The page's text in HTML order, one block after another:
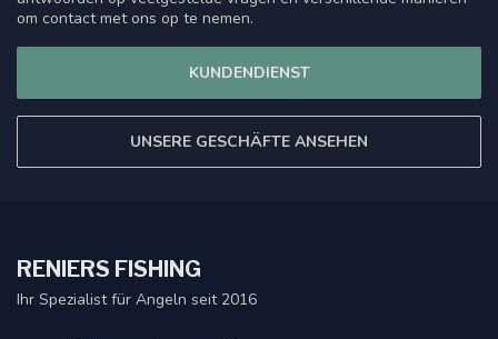
om contact met ons op te nemen.
KUNDENDIENST
UNSERE GESCHÄFTE ANSEHEN
RENIERS FISHING
Ihr Spezialist für Angeln seit 2016